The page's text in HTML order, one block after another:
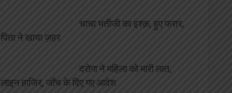
चाचा भतीजी का इश्क़, हुए फरार,
पिता ने खाया ज़हर
दरोगा ने महिला को मारी लात,
लाइन हाजिर, जाँच के दिए गए आदेश